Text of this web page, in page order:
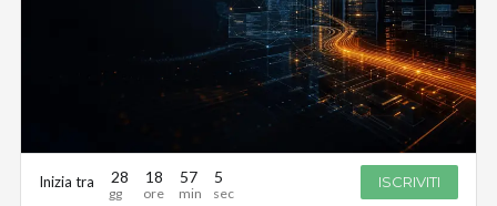
Inizia tra 28 18 57 5 ISCRIVITI